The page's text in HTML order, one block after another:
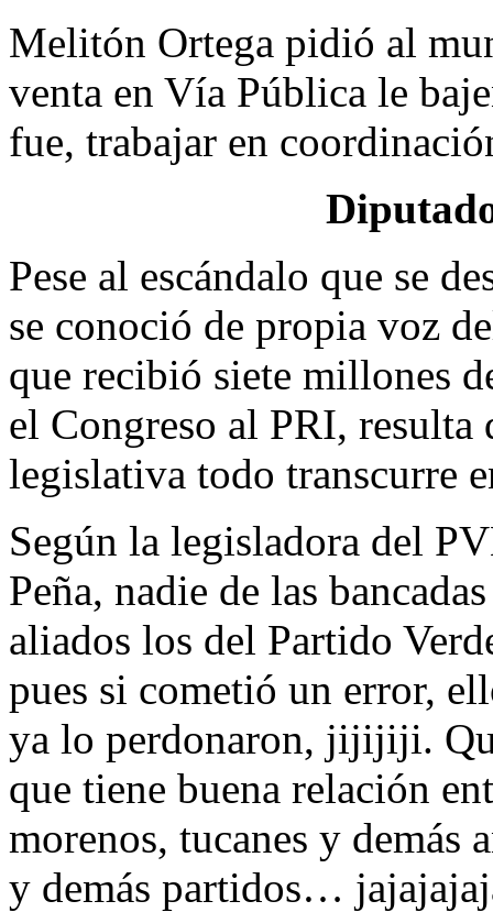
Melitón Ortega pidió al
venta en Vía Pública le
fue, trabajar en
Pese al escándalo que se
se conoció de propia voz
que recibió siete millones
el Congreso al PRI, resulta
legislativa todo transcurre
Según la legisladora del
Peña, nadie de las
aliados los del Partido
pues si cometió un error,
ya lo perdonaron, jijijiji.
que tiene buena relación
morenos, tucanes y demás
y demás partidos…